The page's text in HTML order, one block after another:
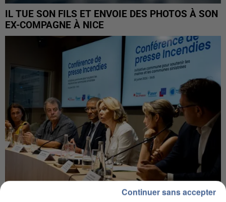
IL TUE SON FILS ET ENVOIE DES PHOTOS À SON
EX-COMPAGNE À NICE
Continuer sans accepter